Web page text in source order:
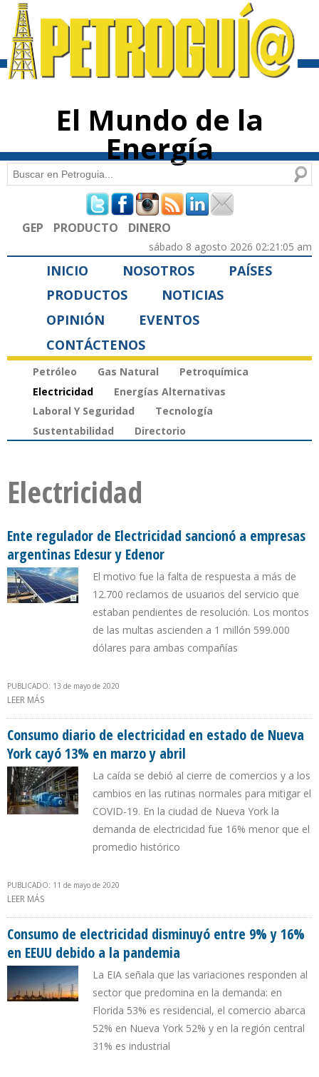
contenido
El Mundo de la
Energía
Formulario de búsqueda
Buscar
GEP PRODUCTO DINERO
sábado 8 agosto 2026 02:21:05 am
INICIO NOSOTROS
PAÍSES
PRODUCTOS
NOTICIAS
OPINIÓN
EVENTOS
CONTÁCTENOS
Petróleo Gas Natural
Petroquímica
Electricidad
Energías Alternativas
Laboral Y Seguridad
Tecnología
Sustentabilidad
Directorio
Electricidad
Ente regulador de Electricidad sancionó a empresas
argentinas Edesur y Edenor
El motivo fue la falta de respuesta a más de
12.700 reclamos de usuarios del servicio que
estaban pendientes de resolución. Los montos
de las multas ascienden a 1 millón 599.000
dólares para ambas compañías
PUBLICADO: 13 de mayo de 2020
LEER MÁS
Consumo diario de electricidad en estado de Nueva
York cayó 13% en marzo y abril
La caída se debió al cierre de comercios y a los
cambios en las rutinas normales para mitigar el
COVID-19. En la ciudad de Nueva York la
demanda de electricidad fue 16% menor que el
promedio histórico
PUBLICADO: 11 de mayo de 2020
LEER MÁS
Consumo de electricidad disminuyó entre 9% y 16%
en EEUU debido a la pandemia
La EIA señala que las variaciones responden al
sector que predomina en la demanda: en
Florida 53% es residencial, el comercio abarca
52% en Nueva York 52% y en la región central
31% es industrial